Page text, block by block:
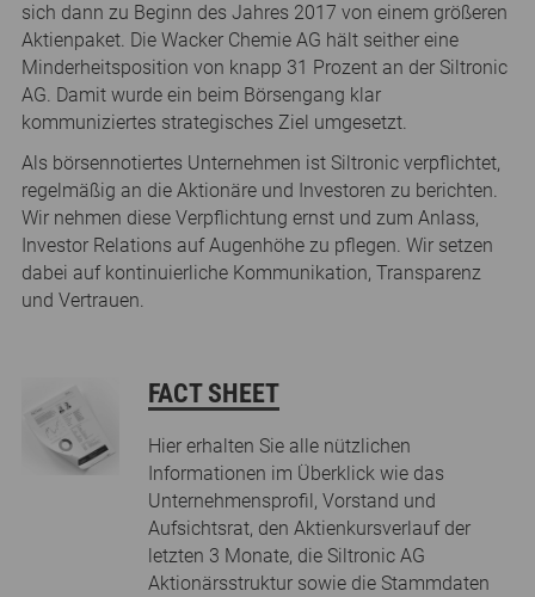
sich dann zu Beginn des Jahres 2017 von einem größeren
Aktienpaket. Die Wacker Chemie AG hält seither eine
Minderheitsposition von knapp 31 Prozent an der Siltronic
AG. Damit wurde ein beim Börsengang klar
kommuniziertes strategisches Ziel umgesetzt.
Als börsennotiertes Unternehmen ist Siltronic verpflichtet,
regelmäßig an die Aktionäre und Investoren zu berichten.
Wir nehmen diese Verpflichtung ernst und zum Anlass,
Investor Relations auf Augenhöhe zu pflegen. Wir setzen
dabei auf kontinuierliche Kommunikation, Transparenz
und Vertrauen.
FACT SHEET
Hier erhalten Sie alle nützlichen
Informationen im Überklick wie das
Unternehmensprofil, Vorstand und
Aufsichtsrat, den Aktienkursverlauf der
letzten 3 Monate, die Siltronic AG
Aktionärsstruktur sowie die Stammdaten